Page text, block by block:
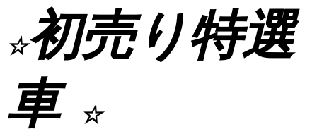
☆初売り特選
車☆